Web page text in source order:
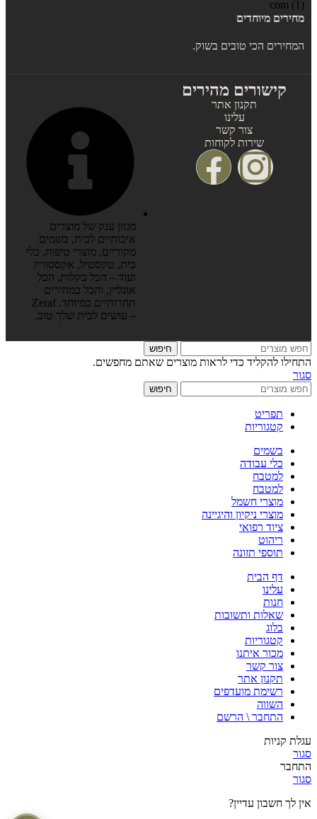
מחירים מיוחדים
המחירים הכי טובים בשוק.
קישורים מהירים
תקנון אתר
עלינו
צור קשר
שירות לקוחות
מגוון ענק של מוצרים
איכותיים לבית, בשמים
מקוריים, מוצרי טיפוח, כלי
בית, טקסטיל, אקססוריז
ועוד – הכל בקלות, הכל
אונליין, והכל במחירים
תחרותיים במיוחד. Zeraf
– עושים לבית שלך טוב.
חיפוש
התחילו להקליד כדי לראות מוצרים שאתם מחפשים.
סגור
חיפוש
תפריט
קטגוריות
בשמים
כלי עבודה
למטבח
למטבח
מוצרי חשמל
מוצרי ניקיון והיגיינה
ציוד רפואי
ריהוט
תוספי תזונה
דף הבית
עלינו
חנות
שאלות ותשובות
בלוג
קטגוריות
מכור איתנו
צור קשר
תקנון אתר
רשימת מועדפים
השווה
התחבר \ הרשם
עגלת קניות
סגור
התחבר
סגור
אין לך חשבון עדיין?